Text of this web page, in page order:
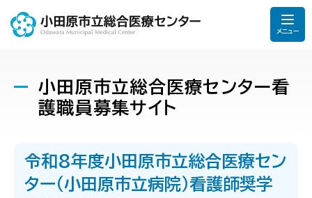
メニュー
小田原市立総合医療センター看
護職員募集サイト
令和8年度小田原市立総合医療セン
ター（小田原市立病院）看護師奨学